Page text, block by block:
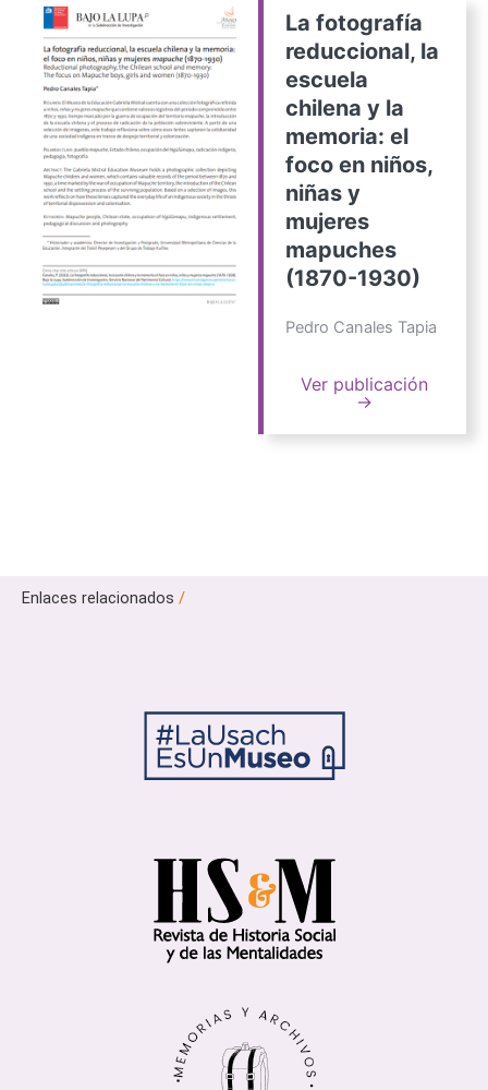
La fotografía
reduccional, la
escuela
chilena y la
memoria: el
foco en niños,
niñas y
mujeres
mapuches
(1870-1930)
Pedro Canales Tapia
Ver publicación
→
Enlaces relacionados /